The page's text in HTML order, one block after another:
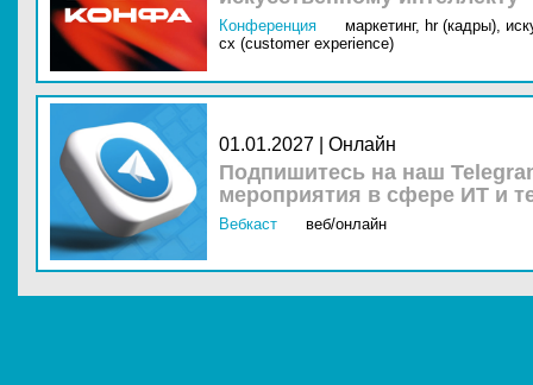
Конференция маркетинг, hr (кадры),
cx (customer experience)
01.01.2027 | Онлайн
Подпишитесь на наш
мероприятия в сфере ИТ и
Вебкаст веб/онлайн